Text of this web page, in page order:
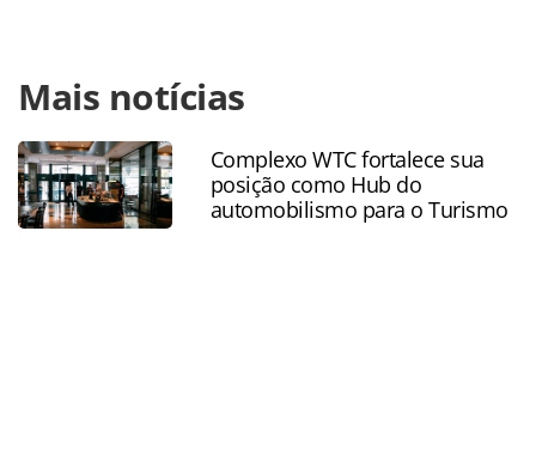
https://www.panrotas.com.br/sandos/hotelaria/2022/04/
hotels-resorts-se-destaca-pela-alta-
gastronomia_188485.html ou as ferramentas oferecidas na
página. Todo o conteúdo produzido pela PANROTAS
Editora é protegido pela legislação brasileira sobre direito
autoral. Não reproduza o conteúdo sem autorização da
Mais notícias
Complexo WTC fortalece sua
posição como Hub do
automobilismo para o Turismo